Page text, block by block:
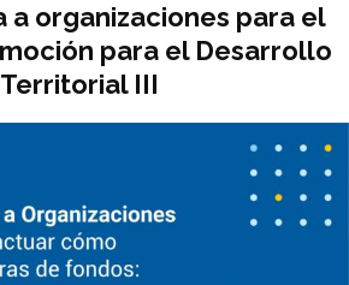
a organizaciones para el
para el Desarrollo
Territorial III